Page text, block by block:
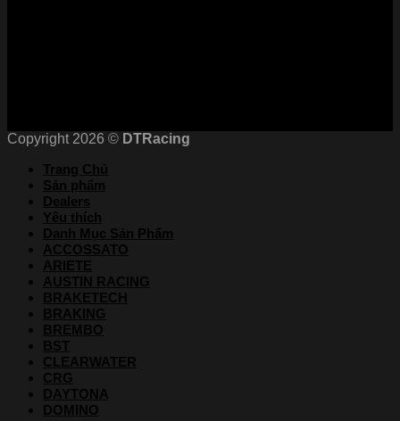
Copyright 2026 © DTRacing
Trang Chủ
Sản phẩm
Dealers
Yêu thích
Danh Mục Sản Phẩm
ACCOSSATO
ARIETE
AUSTIN RACING
BRAKETECH
BRAKING
BREMBO
BST
CLEARWATER
CRG
DAYTONA
DOMINO